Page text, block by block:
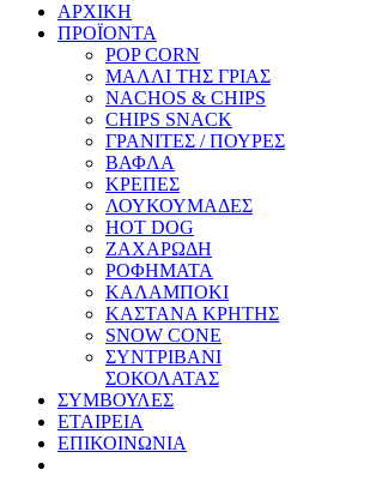
ΑΡΧΙΚΗ
ΠΡΟΪΟΝΤΑ
POP CORN
ΜΑΛΛΙ ΤΗΣ ΓΡΙΑΣ
NACHOS & CHIPS
CHIPS SNACK
ΓΡΑΝΙΤΕΣ / ΠΟΥΡΕΣ
ΒΑΦΛΑ
ΚΡΕΠΕΣ
ΛΟΥΚΟΥΜΑΔΕΣ
HOT DOG
ΖΑΧΑΡΩΔΗ
ΡΟΦΗΜΑΤΑ
ΚΑΛΑΜΠΟΚΙ
ΚΑΣΤΑΝΑ ΚΡΗΤΗΣ
SNOW CONE
ΣΥΝΤΡΙΒΑΝΙ
ΣΟΚΟΛΑΤΑΣ
ΣΥΜΒΟΥΛΕΣ
ΕΤΑΙΡΕΙΑ
ΕΠΙΚΟΙΝΩΝΙΑ